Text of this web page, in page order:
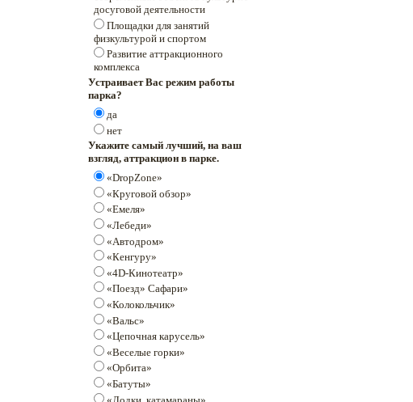
досуговой деятельности
Площадки для занятий
физкультурой и спортом
Развитие аттракционного
комплекса
Устраивает Вас режим работы
парка?
да
нет
Укажите самый лучший, на ваш
взгляд, аттракцион в парке.
«DropZone»
«Круговой обзор»
«Емеля»
«Лебеди»
«Автодром»
«Кенгуру»
«4D-Кинотеатр»
«Поезд» Сафари»
«Колокольчик»
«Вальс»
«Цепочная карусель»
«Веселые горки»
«Орбита»
«Батуты»